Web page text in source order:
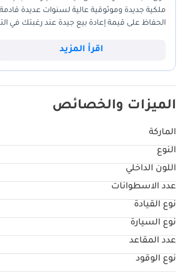
ملكية جديدة وموثوقية عالية لسنوات عديدة
الحفاظ على قيمة إعادة بيع جيدة عند رغبتك في
الأمثل للعائلات الصغيرة أو المهنيين الذين
اقرأ المزيد
الميزات والخصائص
الماركة
النوع
اللون الداخلي
عدد الاسطوانات
نوع القيادة
نوع السيارة
عدد المقاعد
نوع الوقود